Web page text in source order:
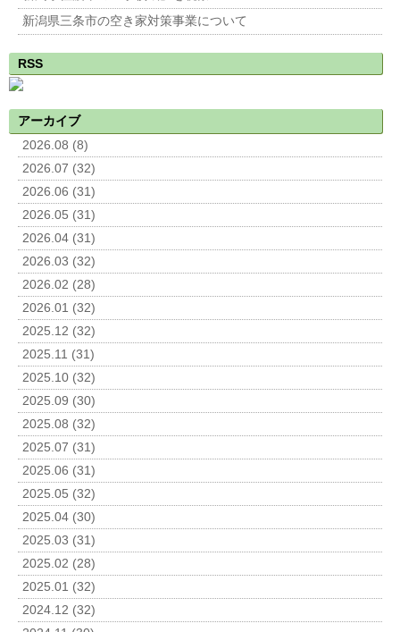
新潟県三条市の空き家対策事業について
RSS
アーカイブ
2026.08 (8)
2026.07 (32)
2026.06 (31)
2026.05 (31)
2026.04 (31)
2026.03 (32)
2026.02 (28)
2026.01 (32)
2025.12 (32)
2025.11 (31)
2025.10 (32)
2025.09 (30)
2025.08 (32)
2025.07 (31)
2025.06 (31)
2025.05 (32)
2025.04 (30)
2025.03 (31)
2025.02 (28)
2025.01 (32)
2024.12 (32)